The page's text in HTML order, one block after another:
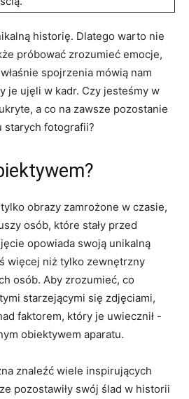
historię. Dlatego warto nie
⁤próbować zrozumieć emocje,
spojrzenia mówią nam
je ujęli w kadr. Czy jesteśmy w
a co‌ na zawsze pozostanie
starych fotografii?
obrazy zamrożone w⁤ czasie,⁤
​osób, które stały przed
opowiada swoją unikalną
więcej niż tylko zewnętrzny
osób. Aby zrozumieć, co
starzejącymi się ​zdjęciami,
faktorem, który je uwiecznił ⁢-
obiektywem ⁤aparatu.
znaleźć wiele inspirujących
pozostawiły swój ślad w historii